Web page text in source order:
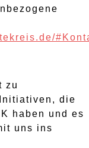
zu
die
haben und es
uns ins